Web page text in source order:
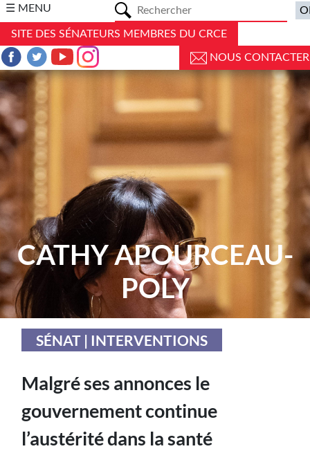
☰ MENU
SITE DES SÉNATEURS MEMBRES DU CRCE
NOUS CONTACTER
CATHY APOURCEAU-
POLY
SÉNAT | INTERVENTIONS
Malgré ses annonces le
gouvernement continue
l’austérité dans la santé